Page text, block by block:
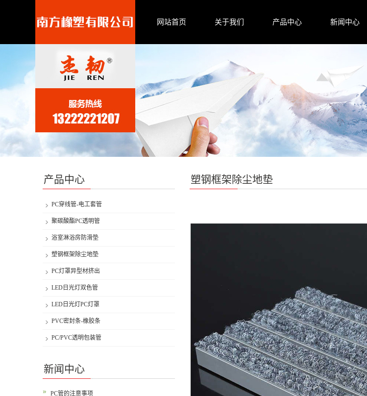
网站首页 关于我们 产品中心 新闻中心
塑钢框架除尘地垫
产品中心
PC穿线管-电工套管
聚碳酸酯PC透明管
浴室淋浴房防滑垫
塑钢框架除尘地垫
PC灯罩异型材挤出
LED日光灯双色管
LED日光灯PC灯罩
PVC密封条-橡胶条
PC/PVC透明包装管
新闻中心
PC管的注意事项